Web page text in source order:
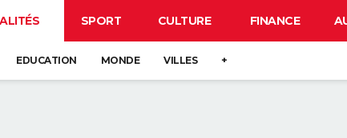
SPORT CULTURE FINANCE
EDUCATION MONDE VILLES +